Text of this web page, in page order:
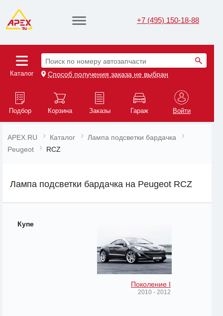
+7 (495) 150-18-88
Каталог
Поиск по номеру автозапчасти
Способ получения заказа не выбран
Подбор Корзина Заказы Гараж Войти
APEX.RU Каталог
Лампа подсветки бардачка
Peugeot
RCZ
Лампа подсветки бардачка на Peugeot RCZ
Купе
Поколение I
2010 - 2012